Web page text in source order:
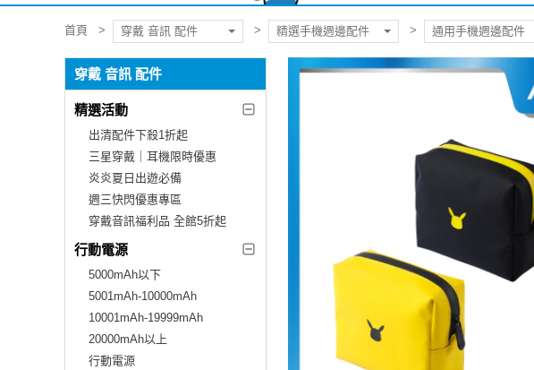
首頁 穿戴 音訊 配件 精選手機週邊配件 通用手機週邊配件
穿戴 音訊 配件
精選活動
出清配件下殺1折起
三星穿戴｜耳機限時優惠
炎炎夏日出遊必備
週三快閃優惠專區
穿戴音訊福利品 全館5折起
行動電源
5000mAh以下
5001mAh-10000mAh
10001mAh-19999mAh
20000mAh以上
行動電源